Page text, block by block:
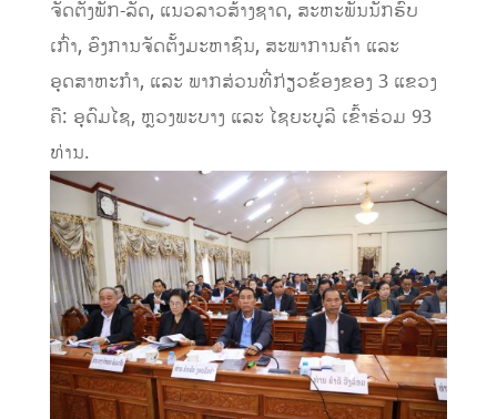
ຈັດຕັ້ງພັກ-ລັດ, ແນວລາວສ້າງຊາດ, ສະຫະພັນນັກຮົບ
ເກົ່າ, ອົງການຈັດຕັ້ງມະຫາຊົນ, ສະພາການຄ້າ ແລະ
ອຸດສາຫະກຳ, ແລະ ພາກສ່ວນທີ່ກ່ຽວຂ້ອງຂອງ 3 ແຂວງ
ຄື: ອຸດົມໄຊ, ຫຼວງພະບາງ ແລະ ໄຊຍະບູລີ ເຂົ້າຮ່ວມ 93
ທ່ານ.